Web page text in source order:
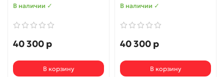
В наличии ✓
40 300 р
В корзину
В наличии ✓
40 300 р
В корзину